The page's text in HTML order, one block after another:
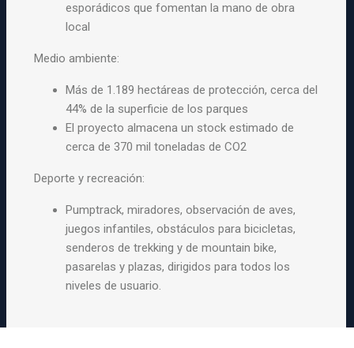
esporádicos que fomentan la mano de obra
local
Medio ambiente:
Más de 1.189 hectáreas de protección, cerca del
44% de la superficie de los parques
El proyecto almacena un stock estimado de
cerca de 370 mil toneladas de CO2
Deporte y recreación:
Pumptrack, miradores, observación de aves,
juegos infantiles, obstáculos para bicicletas,
senderos de trekking y de mountain bike,
pasarelas y plazas, dirigidos para todos los
niveles de usuario.